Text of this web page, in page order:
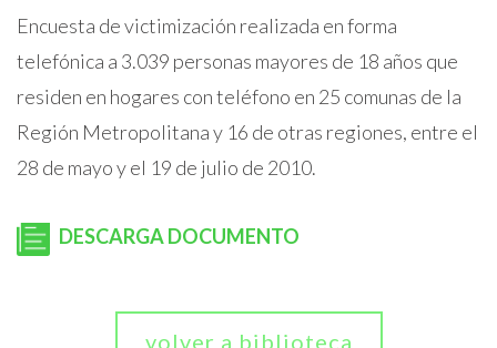
Encuesta de victimización realizada en forma
telefónica a 3.039 personas mayores de 18 años que
residen en hogares con teléfono en 25 comunas de la
Región Metropolitana y 16 de otras regiones, entre el
28 de mayo y el 19 de julio de 2010.
DESCARGA DOCUMENTO
volver a biblioteca